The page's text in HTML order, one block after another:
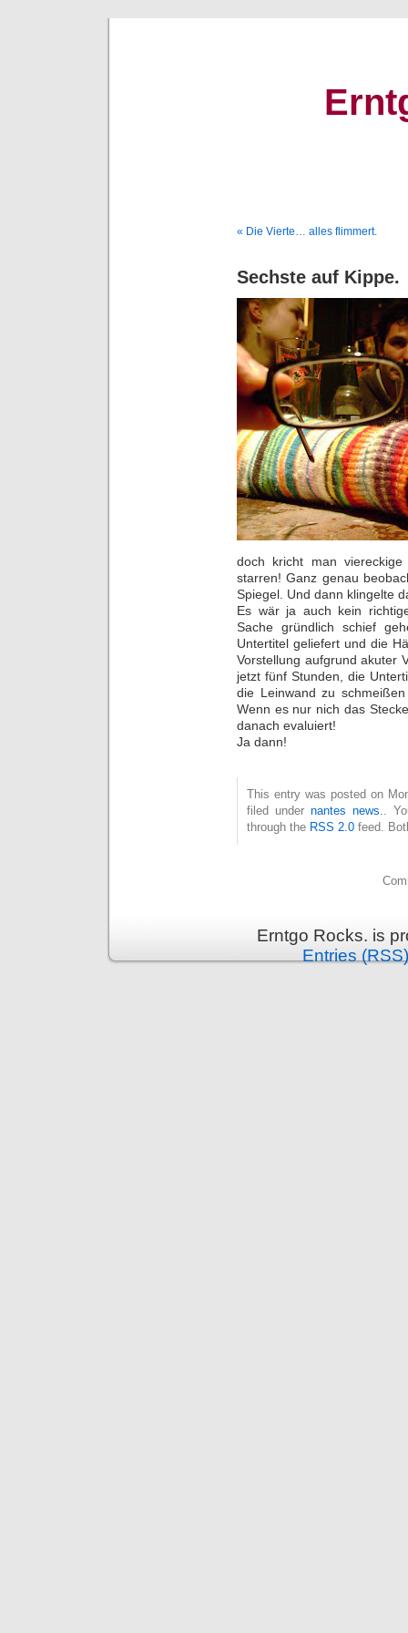
« Die Vierte… alles flimmert.
Sechste auf Kippe.
doch kricht man
starren! Ganz genau
Spiegel. Und dann klingelte
Es wär ja auch kein
Sache gründlich schief
Untertitel geliefert und die
Vorstellung aufgrund akuter
jetzt fünf Stunden, die
die Leinwand zu
Wenn es nur nich das
danach evaluiert!
Ja dann!
This entry was posted on
filed undernantes news.
.
through the RSS 2.0 feed.
Erntgo Rocks. is
Entries (RSS)